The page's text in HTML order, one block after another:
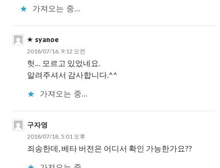
가져오는 중...
syanoe
2018/07/16, 9:12 오전
헛… 모르고 있었네요.
알려주셔서 감사합니다.^^
가져오는 중...
구자영
2018/07/18, 5:01 오후
죄송한데, 베타 버전은 어디서 확인 가능한가요??